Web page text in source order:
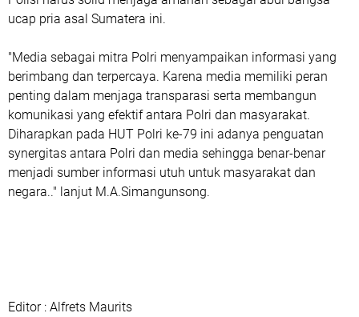
ucap pria asal Sumatera ini.
"Media sebagai mitra Polri menyampaikan informasi yang
berimbang dan terpercaya. Karena media memiliki peran
penting dalam menjaga transparasi serta membangun
komunikasi yang efektif antara Polri dan masyarakat.
Diharapkan pada HUT Polri ke-79 ini adanya penguatan
synergitas antara Polri dan media sehingga benar-benar
menjadi sumber informasi utuh untuk masyarakat dan
negara.." lanjut M.A.Simangunsong.
Editor : Alfrets Maurits